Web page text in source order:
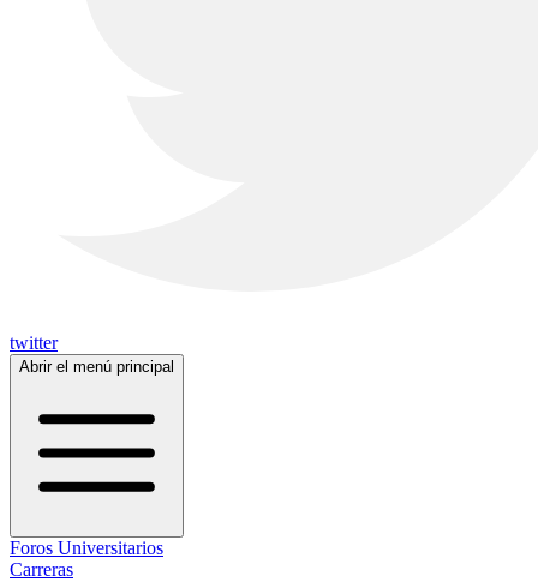
twitter
Abrir el menú principal
Foros Universitarios
Carreras